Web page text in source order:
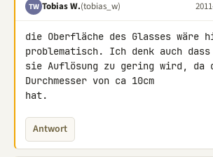
TW Tobias W.(tobias_w)
die Oberfläche des Glasses wäre
problematisch. Ich denk auch dass
sie Auflösung zu gering wird, da
Durchmesser von ca 10cm
hat.
Antwort